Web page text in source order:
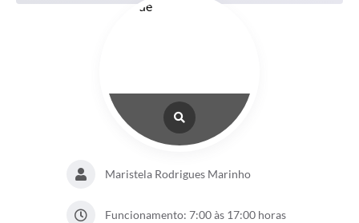
Maristela Rodrigues Marinho
Funcionamento: 7:00 às 17:00 horas